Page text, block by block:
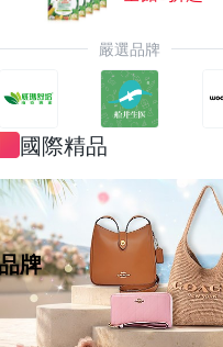
嚴選品牌
國際精品
牌